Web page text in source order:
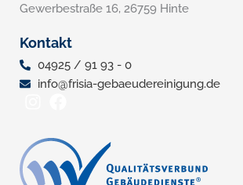
Gewerbestraße 16, 26759 Hinte
Kontakt
04925 / 91 93 - 0
info@frisia-gebaeudereinigung.de